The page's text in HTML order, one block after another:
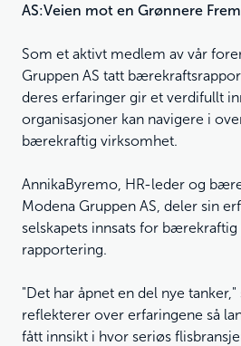
AS:Veien mot en Grønnere
Som et aktivt medlem av vår
Gruppen AS tatt
deres erfaringer gir et verdifullt
organisasjoner kan navigere i
bærekraftig virksomhet.
AnnikaByremo, HR-leder og
Modena Gruppen AS, deler sin
selskapets innsats for bærekraftig
rapportering.
"Det har åpnet en del nye
reflekterer over erfaringene så
fått innsikt i hvor seriøs